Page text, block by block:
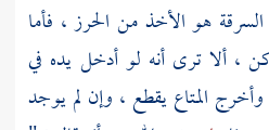
هو الأخذ من الحرز ، فأما
، ألا ترى أنه لو أدخل يده في
المتاع يقطع ، وإن لم يوجد